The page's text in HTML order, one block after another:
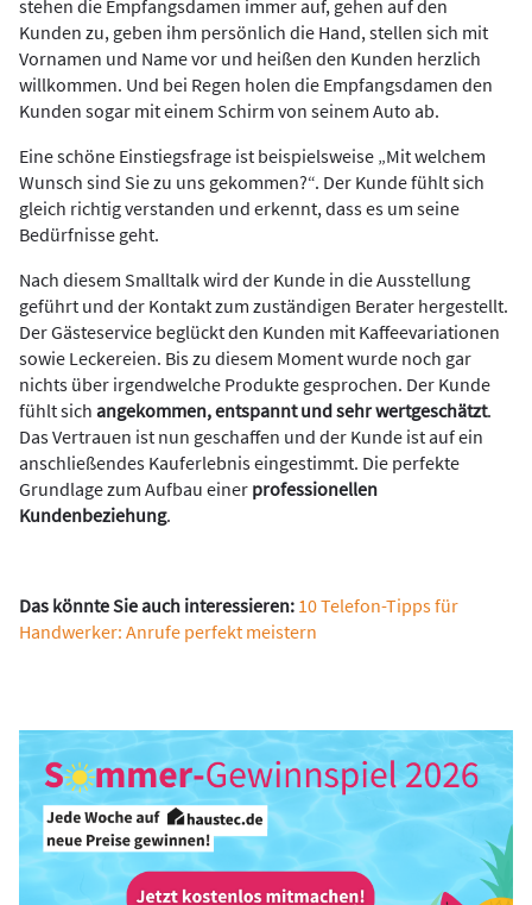
stehen die Empfangsdamen immer auf, gehen auf den
Kunden zu, geben ihm persönlich die Hand, stellen sich mit
Vornamen und Name vor und heißen den Kunden herzlich
willkommen. Und bei Regen holen die Empfangsdamen den
Kunden sogar mit einem Schirm von seinem Auto ab.
Eine schöne Einstiegsfrage ist beispielsweise „Mit welchem
Wunsch sind Sie zu uns gekommen?“. Der Kunde fühlt sich
gleich richtig verstanden und erkennt, dass es um seine
Bedürfnisse geht.
Nach diesem Smalltalk wird der Kunde in die Ausstellung
geführt und der Kontakt zum zuständigen Berater hergestellt.
Der Gästeservice beglückt den Kunden mit Kaffeevariationen
sowie Leckereien. Bis zu diesem Moment wurde noch gar
nichts über irgendwelche Produkte gesprochen. Der Kunde
fühlt sich angekommen, entspannt und sehr wertgeschätzt.
Das Vertrauen ist nun geschaffen und der Kunde ist auf ein
anschließendes Kauferlebnis eingestimmt. Die perfekte
Grundlage zum Aufbau einer professionellen
Kundenbeziehung.
Das könnte Sie auch interessieren: 10 Telefon-Tipps für
Handwerker: Anrufe perfekt meistern